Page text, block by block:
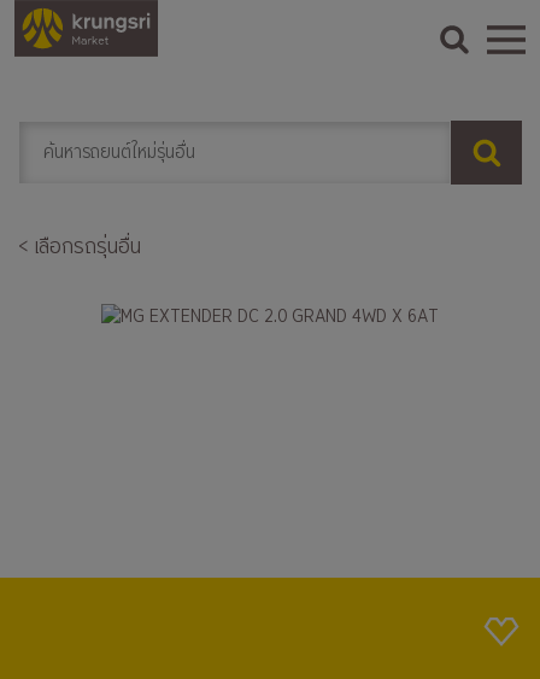
< เลือกรถรุ่นอื่น